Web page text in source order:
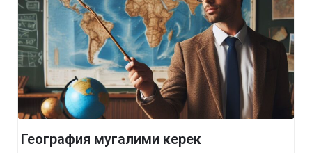
География мугалими керек